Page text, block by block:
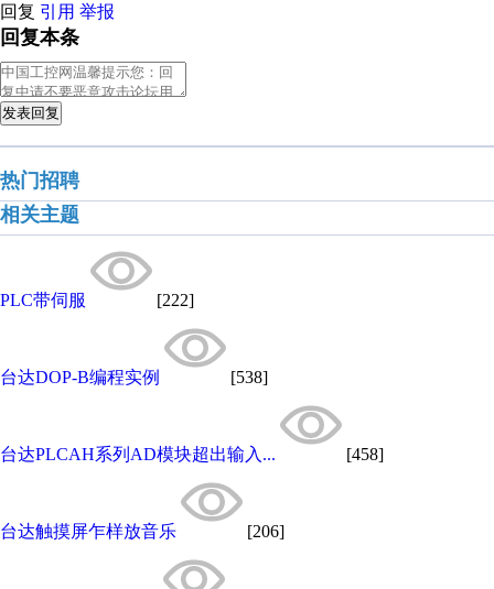
回复 引用 举报
回复本条
发表回复
热门招聘
相关主题
PLC带伺服 [222]
台达DOP-B编程实例 [538]
台达PLCAH系列AD模块超出输入... [458]
台达触摸屏乍样放音乐 [206]